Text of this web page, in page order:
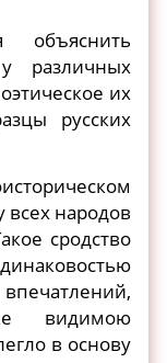
объяснить
различных
их
русских
всех народов
сродство
видимою
в основу